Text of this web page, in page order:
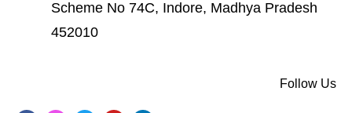
Scheme No 74C, Indore, Madhya Pradesh
452010
Follow Us